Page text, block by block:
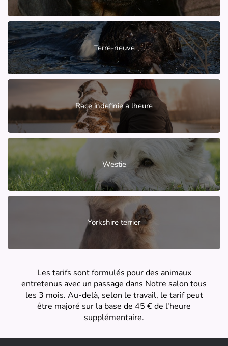
Terre-neuve
Race indefinie a lheure
Westie
Yorkshire terrier
Les tarifs sont formulés pour des animaux
entretenus avec un passage dans Notre salon tous
les 3 mois. Au-delà, selon le travail, le tarif peut
être majoré sur la base de 45 € de l'heure
supplémentaire.